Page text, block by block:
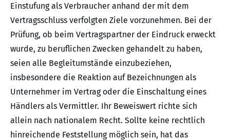
Einstufung als Verbraucher anhand der mit dem
Vertragsschluss verfolgten Ziele vorzunehmen. Bei der
Prüfung, ob beim Vertragspartner der Eindruck erweckt
wurde, zu beruflichen Zwecken gehandelt zu haben,
seien alle Begleitumstände einzubeziehen,
insbesondere die Reaktion auf Bezeichnungen als
Unternehmer im Vertrag oder die Einschaltung eines
Händlers als Vermittler. Ihr Beweiswert richte sich
allein nach nationalem Recht. Sollte keine rechtlich
hinreichende Feststellung möglich sein, hat das